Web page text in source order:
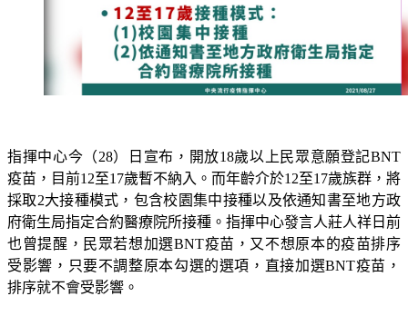
疫苗，目前12至17歲暫不納入。而年齡介於12至17歲族群，將
採取2大接種模式，包含校園集中接種以及依通知書至地方政
府衛生局指定合約醫療院所接種。指揮中心發言人莊人祥日前
也曾提醒，民眾若想加選BNT疫苗，又不想原本的疫苗排序
受影響，只要不調整原本勾選的選項，直接加選BNT疫苗，
排序就不會受影響。